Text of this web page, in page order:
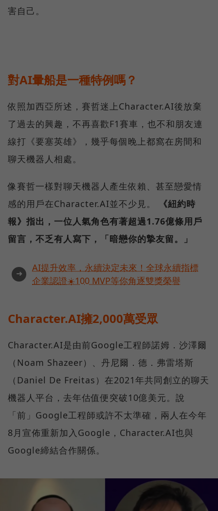
害自己。
對AI暈船是一種特例嗎？
依照加西亞所述，賽哲迷上Character.AI後放棄
了過去的興趣，不再喜歡F1賽車，也不和朋友連
線打《要塞英雄》，幾乎每個晚上都窩在房間和
聊天機器人相處。
像賽哲一樣對聊天機器人產生依賴、甚至戀愛情
感的用戶在Character.AI並不少見。
《紐約時
報》指出，一位人氣角色有著超過1.76億條用戶
留言，不乏有人寫下，「暗戀你的摯友留。」
➜
AI提升效率，永續決定未來！全球永續指標
企業認證☀️100 MVP等你角逐雙獎榮譽
Character.AI擁2,000萬受眾
Character.AI是由前Google工程師諾姆．沙澤爾
（Noam Shazeer）、丹尼爾．德．弗雷塔斯
（Daniel De Freitas）在2021年共同創立的聊天
機器人平台，去年估值便突破10億美元。說
「前」Google工程師或許不太準確，兩人在今年
8月宣佈重新加入Google，Character.AI也與
Google締結合作關係。